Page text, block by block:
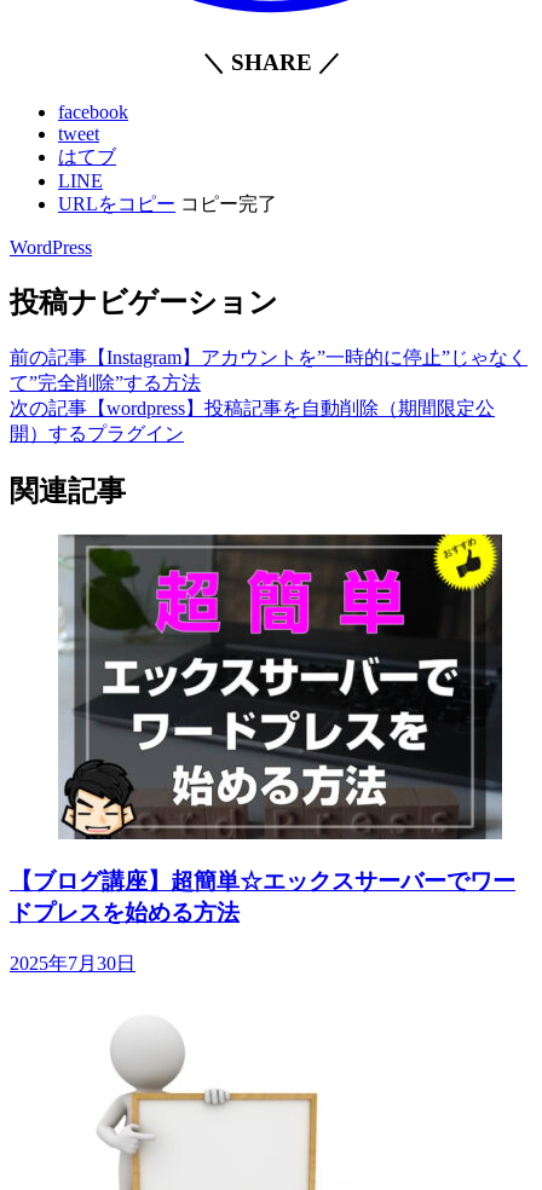
＼ SHARE ／
facebook
tweet
はてブ
LINE
URLをコピー コピー完了
WordPress
投稿ナビゲーション
前の記事 【Instagram】アカウントを”一時的に停止”じゃなく
て”完全削除”する方法
次の記事 【wordpress】投稿記事を自動削除（期間限定公
開）するプラグイン
関連記事
【ブログ講座】超簡単☆エックスサーバーでワー
ドプレスを始める方法
2025年7月30日